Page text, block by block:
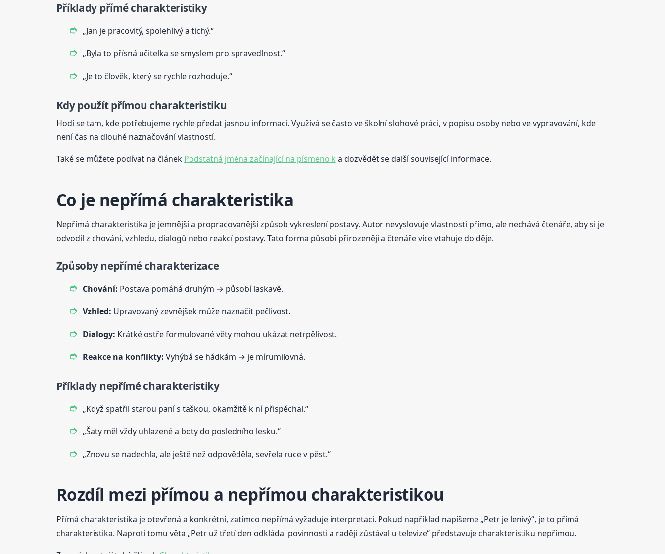
Příklady přímé charakteristiky
„Jan je pracovitý, spolehlivý a tichý.“
„Byla to přísná učitelka se smyslem pro spravedlnost.“
„Je to člověk, který se rychle rozhoduje.“
Kdy použít přímou charakteristiku
Hodí se tam, kde potřebujeme rychle předat jasnou informaci. Využívá se často ve školní slohové práci, v popisu osoby nebo ve vypravování, kde
není čas na dlouhé naznačování vlastností.
Také se můžete podívat na článek Podstatná jména začínající na písmeno k a dozvědět se další související informace.
Co je nepřímá charakteristika
Nepřímá charakteristika je jemnější a propracovanější způsob vykreslení postavy. Autor nevyslovuje vlastnosti přímo, ale nechává čtenáře, aby si je
odvodil z chování, vzhledu, dialogů nebo reakcí postavy. Tato forma působí přirozeněji a čtenáře více vtahuje do děje.
Způsoby nepřímé charakterizace
Chování: Postava pomáhá druhým → působí laskavě.
Vzhled: Upravovaný zevnějšek může naznačit pečlivost.
Dialogy: Krátké ostře formulované věty mohou ukázat netrpělivost.
Reakce na konflikty: Vyhýbá se hádkám → je mírumilovná.
Příklady nepřímé charakteristiky
„Když spatřil starou paní s taškou, okamžitě k ní přispěchal.“
„Šaty měl vždy uhlazené a boty do posledního lesku.“
„Znovu se nadechla, ale ještě než odpověděla, sevřela ruce v pěst.“
Rozdíl mezi přímou a nepřímou charakteristikou
Přímá charakteristika je otevřená a konkrétní, zatímco nepřímá vyžaduje interpretaci. Pokud například napíšeme „Petr je lenivý“, je to přímá
charakteristika. Naproti tomu věta „Petr už třetí den odkládal povinnosti a raději zůstával u televize“ představuje charakteristiku nepřímou.